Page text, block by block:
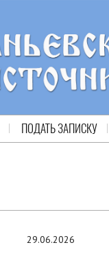
ПОДАТЬ ЗАПИСКУ
29.06.2026